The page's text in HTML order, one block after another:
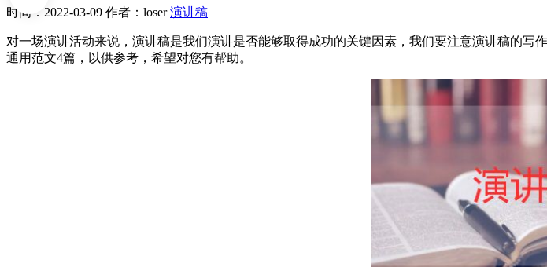
时间：2022-03-09 作者：loser 演讲稿
对一场演讲活动来说，演讲稿是我们演讲是否能够取得成功的关键因素，我们要注意演讲稿的
通用范文4篇，以供参考，希望对您有帮助。